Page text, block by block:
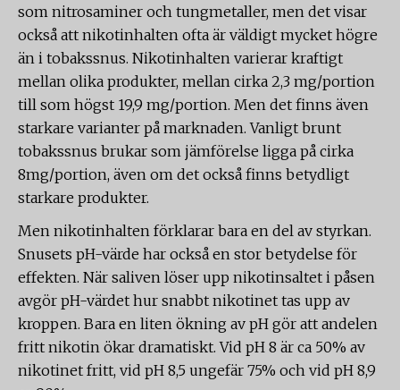
som nitrosaminer och tungmetaller, men det visar
också att nikotinhalten ofta är väldigt mycket högre
än i tobakssnus. Nikotinhalten varierar kraftigt
mellan olika produkter, mellan cirka 2,3 mg/portion
till som högst 19,9 mg/portion. Men det finns även
starkare varianter på marknaden. Vanligt brunt
tobakssnus brukar som jämförelse ligga på cirka
8mg/portion, även om det också finns betydligt
starkare produkter.
Men nikotinhalten förklarar bara en del av styrkan.
Snusets pH-värde har också en stor betydelse för
effekten. När saliven löser upp nikotinsaltet i påsen
avgör pH-värdet hur snabbt nikotinet tas upp av
kroppen. Bara en liten ökning av pH gör att andelen
fritt nikotin ökar dramatiskt. Vid pH 8 är ca 50% av
nikotinet fritt, vid pH 8,5 ungefär 75% och vid pH 8,9